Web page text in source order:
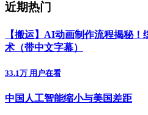
近期热门
【搬运】AI动画制作流程揭秘
术（带中文字幕）
33.1万 用户在看
中国人工智能缩小与美国差距